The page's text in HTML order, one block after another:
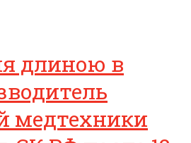
длиною в
медтехники